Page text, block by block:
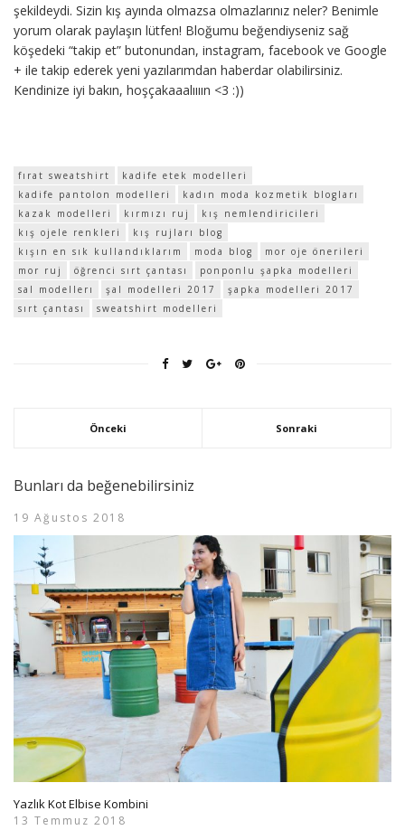
şekildeydi. Sizin kış ayında olmazsa olmazlarınız neler? Benimle
yorum olarak paylaşın lütfen! Bloğumu beğendiyseniz sağ
köşedeki “takip et” butonundan, instagram, facebook ve Google
+ ile takip ederek yeni yazılarımdan haberdar olabilirsiniz.
Kendinize iyi bakın, hoşçakaaalıııın <3 :))
fırat sweatshirt
kadife etek modelleri
kadife pantolon modelleri
kadın moda kozmetik blogları
kazak modelleri
kırmızı ruj
kış nemlendiricileri
kış ojele renkleri
kış rujları blog
kışın en sık kullandıklarım
moda blog
mor oje önerileri
mor ruj
öğrenci sırt çantası
ponponlu şapka modelleri
sal modellerı
şal modelleri 2017
şapka modelleri 2017
sırt çantası
sweatshirt modelleri
Önceki Sonraki
Bunları da beğenebilirsiniz
19 Ağustos 2018
Yazlık Kot Elbise Kombini
13 Temmuz 2018